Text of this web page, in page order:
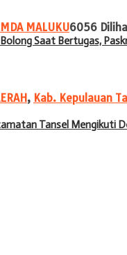
MALUKU6056
Saat Bertugas,
, Kab. Kepulauan
Tansel Mengikuti